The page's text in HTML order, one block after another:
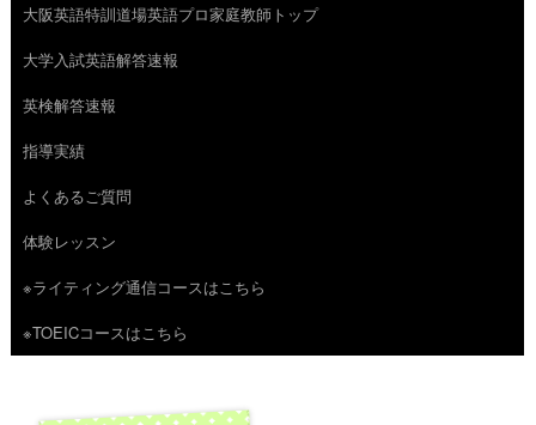
コ
ン
テ
ン
ツ
へ
ス
キ
大阪英語特訓道場英語プロ家庭教師トップ
大学入試英語解答速報
英検解答速報
指導実績
よくあるご質問
体験レッスン
※ライティング通信コースはこちら
※TOEICコースはこちら